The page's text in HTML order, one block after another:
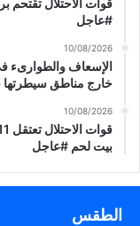
قوات الاحتلال
#عاجل
10/08/2026
الإسعاف والطوارىء
خارج مناطق سيطرتها
10/08/2026
بيت لحم #عاجل
الطقس